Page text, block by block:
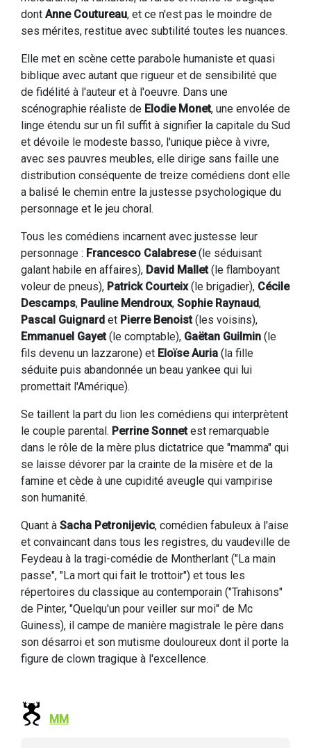
dont Anne Coutureau, et ce n'est pas le moindre de
ses mérites, restitue avec subtilité toutes les nuances.
Elle met en scène cette parabole humaniste et quasi
biblique avec autant que rigueur et de sensibilité que
de fidélité à l'auteur et à l'oeuvre. Dans une
scénographie réaliste de Elodie Monet, une envolée de
linge étendu sur un fil suffit à signifier la capitale du Sud
et dévoile le modeste basso, l'unique pièce à vivre,
avec ses pauvres meubles, elle dirige sans faille une
distribution conséquente de treize comédiens dont elle
a balisé le chemin entre la justesse psychologique du
personnage et le jeu choral.
Tous les comédiens incarnent avec justesse leur
personnage : Francesco Calabrese(le séduisant
galant habile en affaires), David Mallet(le flamboyant
voleur de pneus), Patrick Courteix(le brigadier), Cécile
Descamps, Pauline Mendroux, Sophie Raynaud,
Pascal Guignard et Pierre Benoist(les voisins),
Emmanuel Gayet(le comptable), Gaëtan Guilmin (le
fils devenu un lazzarone) et Eloïse Auria (la fille
séduite puis abandonnée un beau yankee qui lui
promettait l'Amérique).
Se taillent la part du lion les comédiens qui interprètent
le couple parental. Perrine Sonnetest remarquable
dans le rôle de la mère plus dictatrice que "mamma" qui
se laisse dévorer par la crainte de la misère et de la
famine et cède à une cupidité aveugle qui vampirise
son humanité.
Quant à Sacha Petronijevic, comédien fabuleux à l'aise
et convaincant dans tous les registres, du vaudeville de
Feydeau à la tragi-comédie de Montherlant ("La main
passe", "La mort qui fait le trottoir") et tous les
répertoires du classique au contemporain ("Trahisons"
de Pinter, "Quelqu'un pour veiller sur moi" de Mc
Guiness), il campe de manière magistrale le père dans
son désarroi et son mutisme douloureux dont il porte la
figure de clown tragique à l'excellence.
MM